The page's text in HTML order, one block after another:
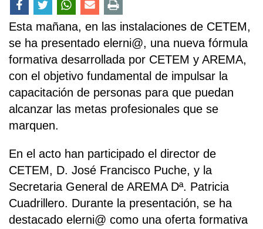
Esta mañana, en las instalaciones de CETEM,
se ha presentado elerni@, una nueva fórmula
formativa desarrollada por CETEM y AREMA,
con el objetivo fundamental de impulsar la
capacitación de personas para que puedan
alcanzar las metas profesionales que se
marquen.
En el acto han participado el director de
CETEM, D. José Francisco Puche, y la
Secretaria General de AREMA Dª. Patricia
Cuadrillero. Durante la presentación, se ha
destacado elerni@ como una oferta formativa